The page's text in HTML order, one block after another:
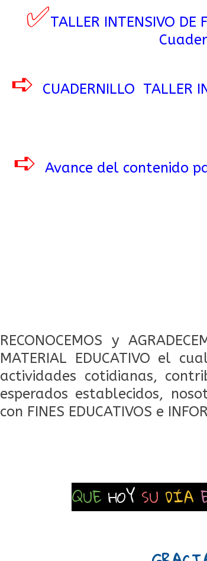
✅TALLER INTENSIVO DE
➪
CUADERNILLO TALLER
➪ Avance del contenido
RECONOCEMOS y
MATERIAL EDUCATIVO el
actividades cotidianas,
esperados establecidos,
con FINES EDUCATIVOS e
QUE HOY SU DÍA